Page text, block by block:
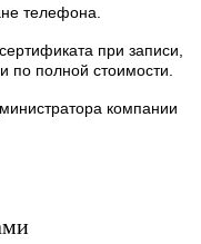
телефона.
при записи,
по полной стоимости.
компании